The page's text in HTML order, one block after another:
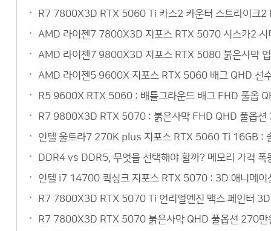
R7 7800X3D RTX 5060 Ti 카스2 카운터 스트라이크2
AMD 라이젠7 7800X3D 지포스 RTX 5070 시스카2 시
AMD 라이젠7 9800X3D 지포스 RTX 5080 붉은사막
AMD 라이젠5 9600X 지포스 RTX 5060 배그 QHD 선
R5 9600X RTX 5060 : 배틀그라운드 배그 FHD 풀옵
R7 9800X3D RTX 5070 : 붉은사막 FHD QHD 풀옵션
인텔 울트라7 270K plus 지포스 RTX 5060 Ti 16GB :
DDR4 vs DDR5, 무엇을 선택해야 할까? 메모리 가격
인텔 i7 14700 퀵싱크 지포스 RTX 5070 : 3D 애니메이
R7 7800X3D RTX 5070 Ti 언리얼엔진 맥스 페인터 3D
R7 7800X3D RTX 5070 붉은사막 QHD 풀옵션 270만